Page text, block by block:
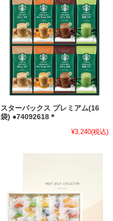
スターバックス プレミアム(16
袋) ●74092618＊
¥3,240(税込)